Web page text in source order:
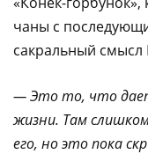
чаны с
сакральный смысл
— Это то, что
жизни. Там
его, но это пока